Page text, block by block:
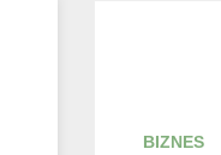
BIZNES